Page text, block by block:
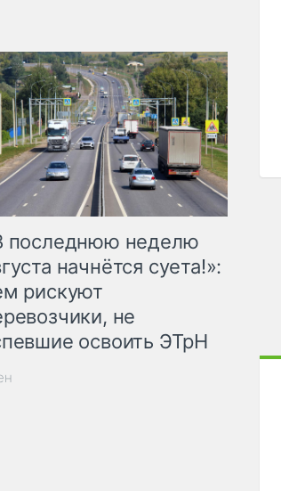
последнюю неделю
начнётся суета!»:
рискуют
не
освоить ЭТрН